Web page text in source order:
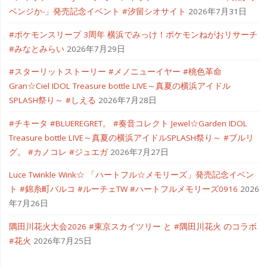
ベンジか-」発売記念イベント #汐留シオサイト 2026年7月31日
#ポケモンスリープ 3周年 横浜でみっけ！ポケモンねがおリサーチ
#みなとみらい 2026年7月29日
#スターリットストーリー #メノニューイヤー #桃色革命
Gran☆Ciel IDOL Treasure bottle LIVE～真夏の横浜アイドル
SPLASH祭り～ #しえる 2026年7月28日
#チキータ #BLUEREGRET。 #奏音コレクト Jewel☆Garden IDOL
Treasure bottle LIVE～真夏の横浜アイドルSPLASH祭り～ #ブルリ
グ。 #カノコレ #ジュエガ 2026年7月27日
Luce Twinkle Wink☆ 「ハートフル☆メモリーズ」発売記念イベン
ト #錦糸町パルコ #ルーチェTW #ハートフルメモリーズ0916 2026
年7月26日
隅田川花火大会2026 #東京スカイツリー と #隅田川花火 のコラボ
#花火 2026年7月25日